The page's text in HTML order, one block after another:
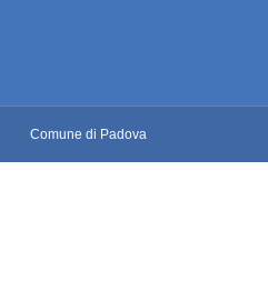
Comune di Padova